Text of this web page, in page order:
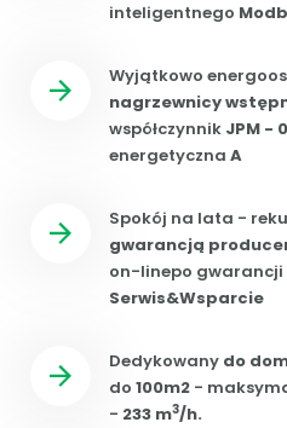
inteligentnego
Wyjątkowo
nagrzewnicy
współczynnik JPM -
energetyczna A
Spokój na lata -
gwarancją
on-linepo
Serwis&Wsparcie
Dedykowany do
do 100m2 -
- 233 m3/h.